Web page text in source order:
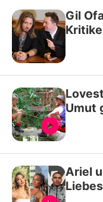
Gil
Umut
Ariel